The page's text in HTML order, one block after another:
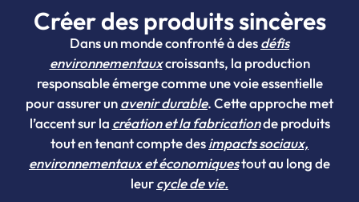
Créer des produits sincères
Dans un monde confronté à desdéfis
environnementauxcroissants, la production
responsable émerge comme une voie essentielle
pour assurer unavenir durable. Cette approche met
l’accent sur la création et la fabricationde produits
tout en tenant compte desimpacts sociaux,
environnementaux et économiquestout au long de
leurcycle de vie.